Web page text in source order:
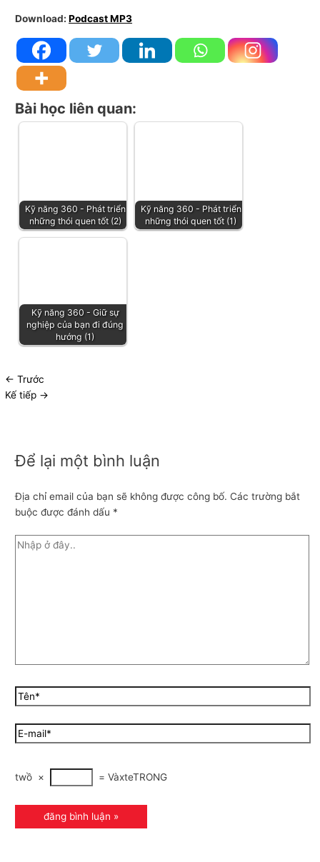
Download:Podcast MP3
Bài học liên quan:
Kỹ năng 360 - Phát triển
những thói quen tốt (2)
Kỹ năng 360 - Phát triển
những thói quen tốt (1)
Kỹ năng 360 - Giữ sự
nghiệp của bạn đi đúng
hướng (1)
← Trước
Kế tiếp →
Để lại một bình luận
Địa chỉ email của bạn sẽ không được công bố. Các trường bắt
buộc được đánh dấu *
twồ × = VàxteTRONG